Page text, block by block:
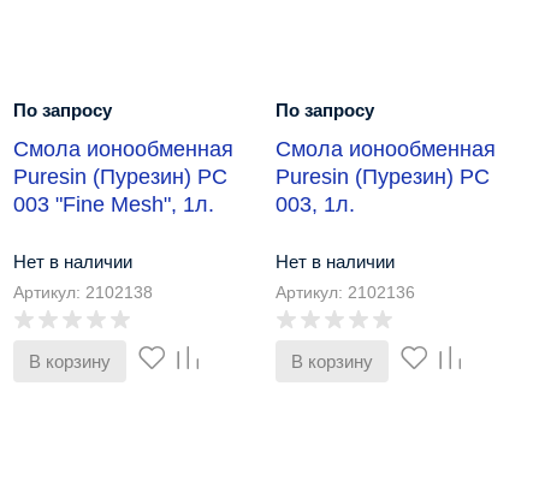
По запросу
Cмола ионообменная
Puresin (Пурезин) РС
003 "Fine Mesh", 1л.
Нет в наличии
Артикул: 2102138
В корзину
По запросу
Смола ионообменная
Puresin (Пурезин) РС
003, 1л.
Нет в наличии
Артикул: 2102136
В корзину